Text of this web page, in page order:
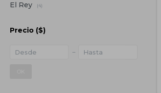
El Rey (4)
Precio ($)